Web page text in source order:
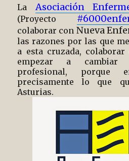
La Asociación
(Proyecto
colaborar con Nueva
las razones por las que
a esta cruzada,
empezar a cambiar
profesional, porque
precisamente lo que
Asturias.